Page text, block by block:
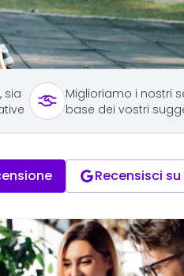
sia
Miglioriamo i nostri
base dei vostri
Recensisci